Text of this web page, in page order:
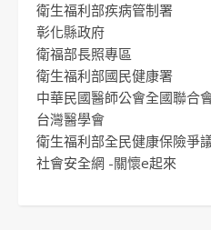
衛生福利部疾病管制署
彰化縣政府
衛福部長照專區
衛生福利部國民健康署
中華民國醫師公會全國聯合
台灣醫學會
衛生福利部全民健康保險爭
社會安全網 -關懷e起來